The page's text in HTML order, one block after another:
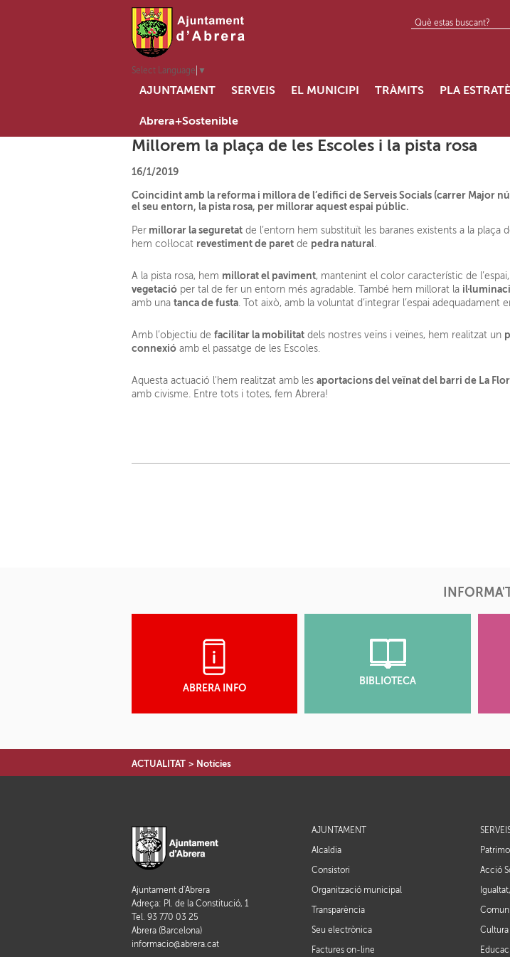
Select Language ▼
AJUNTAMENT SERVEIS EL MUNICIPI TRÀMITS PLA
Abrera+Sostenible
Millorem la plaça de les Escoles i la pista rosa
16/1/2019
Coincidint amb la reforma i millora de l’edifici de Serveis Socials (carrer Major
el seu entorn, la pista rosa, per millorar aquest espai públic.
Permillorar la seguretatde l’entorn hem substituït les baranes existents a la plaça
hem col·locat revestiment de paretde pedra natural.
A la pista rosa, hem millorat el paviment, mantenint el color característic de l’espai,
vegetacióper tal de fer un entorn més agradable. També hem millorat la
amb una tanca de fusta. Tot això, amb la voluntat d’integrar l’espai adequadament
Amb l’objectiu de facilitar la mobilitatdels nostres veïns i veïnes, hem realitzat un
connexióamb el passatge de les Escoles.
Aquesta actuació l'hem realitzat amb les aportacions del veïnat del barri de La
amb civisme. Entre tots i totes, fem Abrera!
ABRERA INFO
BIBLIOTECA
ACTUALITAT > Notícies
Ajuntament d'Abrera
Adreça: Pl. de la Constitució, 1
Tel. 93 770 03 25
Abrera (Barcelona)
informacio@abrera.cat
AJUNTAMENT
Alcaldia
Consistori
Organització municipal
Transparència
Seu electrònica
Factures on-line
Acció
Cultura